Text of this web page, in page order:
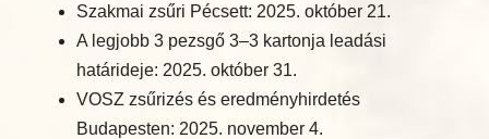
Szakmai zsűri Pécsett: 2025. október 21.
A legjobb 3 pezsgő 3–3 kartonja leadási
határideje: 2025. október 31.
VOSZ zsűrizés és eredményhirdetés
Budapesten: 2025. november 4.